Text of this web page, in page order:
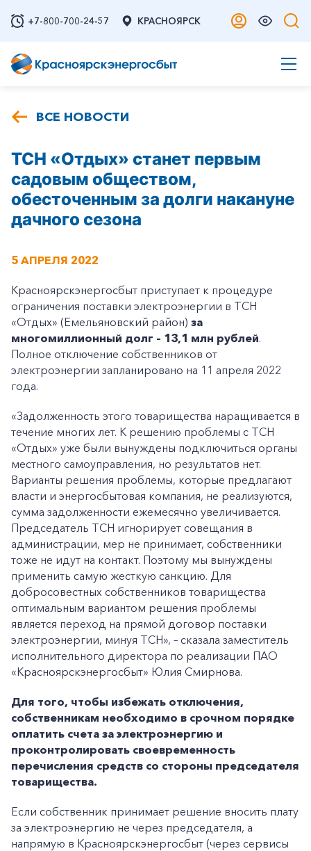
+7-800-700-24-57 КРАСНОЯРСК
ВСЕ НОВОСТИ
ТСН «Отдых» станет первым
садовым обществом,
обесточенным за долги накануне
дачного сезона
5 АПРЕЛЯ 2022
Красноярскэнергосбыт приступает к процедуре
ограничения поставки электроэнергии в ТСН
«Отдых» (Емельяновский район) за
многомиллионный долг – 13,1 млн рублей.
Полное отключение собственников от
электроэнергии запланировано на 11 апреля 2022
года.
«Задолженность этого товарищества наращивается в
течение многих лет. К решению проблемы с ТСН
«Отдых» уже были вынуждены подключиться органы
местного самоуправления, но результатов нет.
Варианты решения проблемы, которые предлагают
власти и энергосбытовая компания, не реализуются,
сумма задолженности ежемесячно увеличивается.
Председатель ТСН игнорирует совещания в
администрации, мер не принимает, собственники
тоже не идут на контакт. Поэтому мы вынуждены
применить самую жесткую санкцию. Для
добросовестных собственников товарищества
оптимальным вариантом решения проблемы
является переход на прямой договор поставки
электроэнергии, минуя ТСН», – сказала заместитель
исполнительного директора по реализации ПАО
«Красноярскэнергосбыт» Юлия Смирнова.
Для того, чтобы избежать отключения,
собственникам необходимо в срочном порядке
оплатить счета за электроэнергию и
проконтролировать своевременность
перечисления средств со стороны председателя
товарищества.
Если собственник принимает решение вносить плату
за электроэнергию не через председателя, а
напрямую в Красноярскэнергосбыт (через сервисы